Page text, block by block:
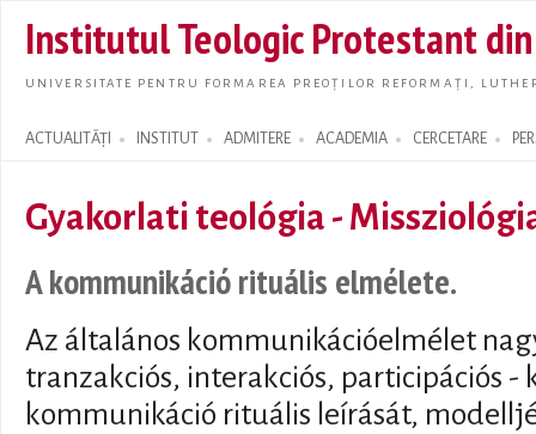
main
Institutul Teologic Protestant
UNIVERSITATE PENTRU FORMAREA PREOȚILOR REFORMAȚI,
ACTUALITĂȚI INSTITUT ADMITERE ACADEMIA CERCETARE
Search form
Gyakorlati teológia -
A kommunikáció rituális elmélete.
Az általános kommunikációelmélet
tranzakciós, interakciós, participációs
kommunikáció rituális leírását,